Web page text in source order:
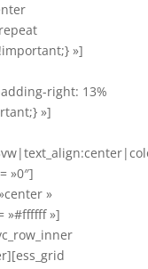
»]
right: 13%
»]
»0″]
»
»#ffffff »]